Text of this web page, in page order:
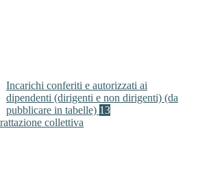
Incarichi conferiti e autorizzati ai
dipendenti (dirigenti e non dirigenti) (da
pubblicare in tabelle) 13
collettiva